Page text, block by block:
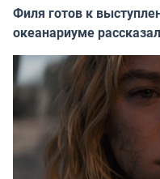
Филя готов к
океанариуме